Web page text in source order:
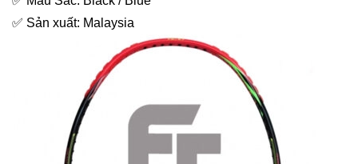
✅ Sản xuất: Malaysia